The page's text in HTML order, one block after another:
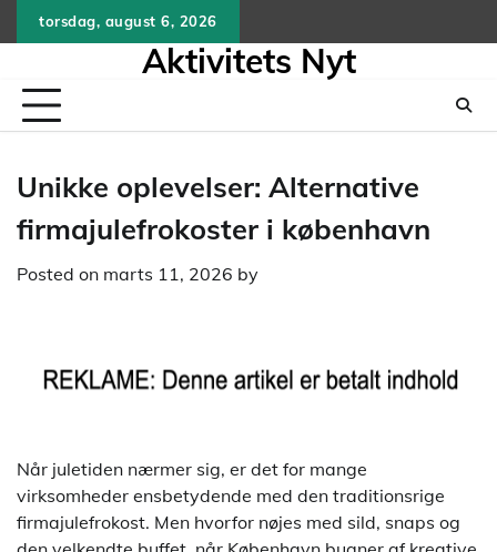
to
torsdag, august 6, 2026
Aktivitets Nyt
Unikke oplevelser: Alternative
firmajulefrokoster i københavn
Posted on marts 11, 2026 by
Når juletiden nærmer sig, er det for mange
virksomheder ensbetydende med den traditionsrige
firmajulefrokost. Men hvorfor nøjes med sild, snaps og